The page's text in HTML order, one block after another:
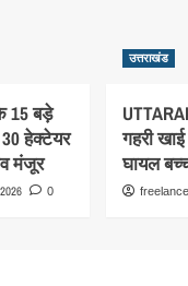
15 बड़े
हेक्टेयर
मंजूर
0
उत्तराखंड
गहरी
घायल